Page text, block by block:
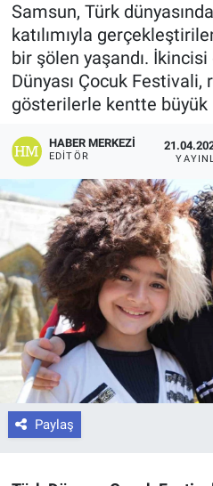
Samsun, Türk
katılımıyla
bir şölen yaşandı.
Dünyası Çocuk Festivali,
gösterilerle kentte
HABER MERKEZI
EDITÖR
Paylaş